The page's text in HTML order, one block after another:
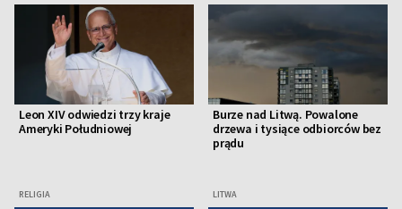
Leon XIV odwiedzi trzy kraje
Ameryki Południowej
RELIGIA
Burze nad Litwą. Powalone
drzewa i tysiące odbiorców bez
prądu
LITWA